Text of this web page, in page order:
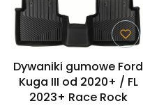
Dywaniki gumowe Ford
Kuga III od 2020+ / FL
2023+ Race Rock